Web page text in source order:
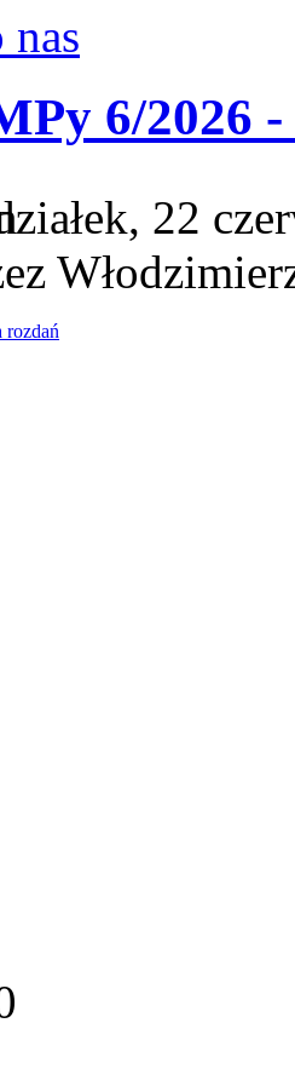
nas
6/2026
22
rozdań